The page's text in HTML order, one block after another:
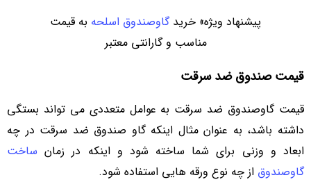
پیشنهاد ویژه» خریدگاوصندوق اسلحه به قیمت
مناسب و گارانتی معتبر
قیمت صندوق ضد سرقت
قیمت گاوصندوق ضد سرقت به عوامل متعددی می تواند بستگی
داشته باشد، به عنوان مثال اینکه گاو صندوق ضد سرقت در چه
ابعاد و وزنی برای شما ساخته شود و اینکه در زمان ساخت
گاوصندوق از چه نوع ورقه هایی استفاده شود.